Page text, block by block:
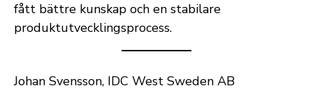
fått bättre kunskap och en stabilare
produktutvecklingsprocess.
Johan Svensson, IDC West Sweden AB